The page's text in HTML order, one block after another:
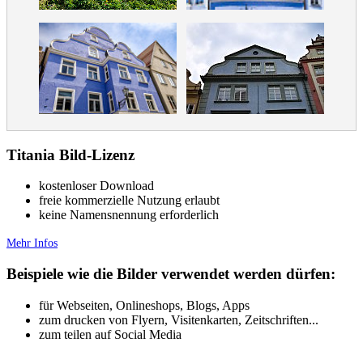
Titania Bild-Lizenz
kostenloser Download
freie kommerzielle Nutzung erlaubt
keine Namensnennung erforderlich
Mehr Infos
Beispiele wie die Bilder verwendet werden dürfen:
für Webseiten, Onlineshops, Blogs, Apps
zum drucken von Flyern, Visitenkarten, Zeitschriften...
zum teilen auf Social Media